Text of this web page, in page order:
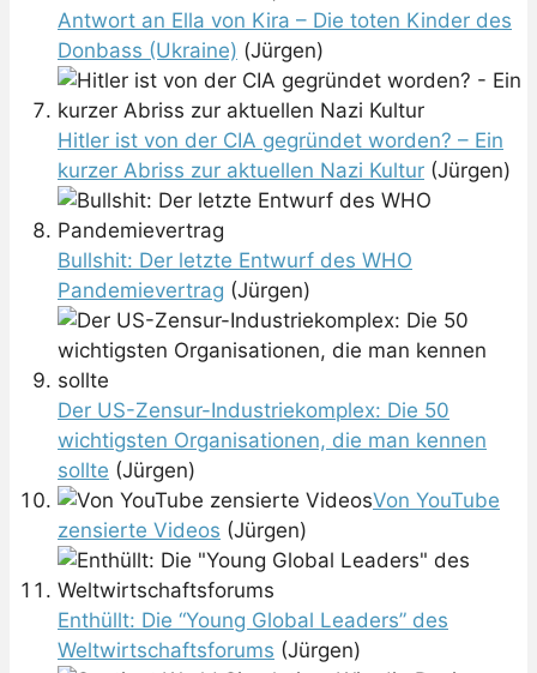
Antwort an Ella von Kira – Die toten Kinder des
Donbass (Ukraine) (Jürgen)
Hitler ist von der CIA gegründet worden? – Ein
kurzer Abriss zur aktuellen Nazi Kultur (Jürgen)
Bullshit: Der letzte Entwurf des WHO
Pandemievertrag (Jürgen)
Der US-Zensur-Industriekomplex: Die 50
wichtigsten Organisationen, die man kennen
sollte (Jürgen)
Von YouTube
zensierte Videos (Jürgen)
Enthüllt: Die “Young Global Leaders” des
Weltwirtschaftsforums (Jürgen)